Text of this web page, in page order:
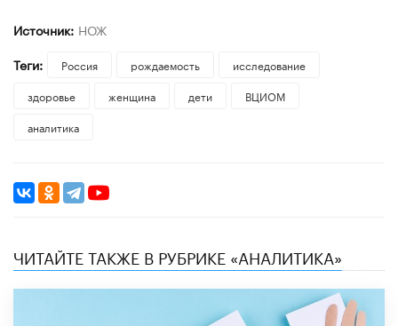
Источник: НОЖ
Теги:
Россия рождаемость
исследование
здоровье
женщина дети
ВЦИОМ
аналитика
ЧИТАЙТЕ ТАКЖЕ В РУБРИКЕ «АНАЛИТИКА»